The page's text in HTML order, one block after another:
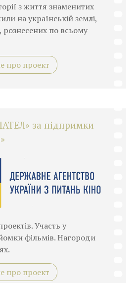
з життя знаменитих
на українській землі,
рознесених по всьому
про проект
за підпримки
Участь у
фільмів. Нагороди
про проект